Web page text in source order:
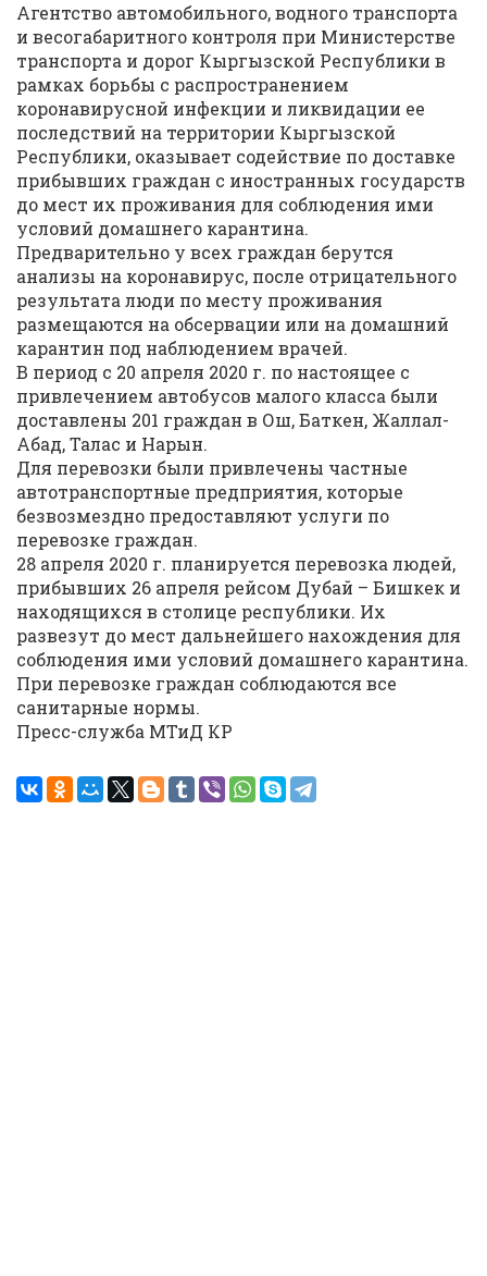
Агентство автомобильного, водного транспорта
и весогабаритного контроля при Министерстве
транспорта и дорог Кыргызской Республики в
рамках борьбы с распространением
коронавирусной инфекции и ликвидации ее
последствий на территории Кыргызской
Республики, оказывает содействие по доставке
прибывших граждан с иностранных государств
до мест их проживания для соблюдения ими
условий домашнего карантина.
Предварительно у всех граждан берутся
анализы на коронавирус, после отрицательного
результата люди по месту проживания
размещаются на обсервации или на домашний
карантин под наблюдением врачей.
В период с 20 апреля 2020 г. по настоящее с
привлечением автобусов малого класса были
доставлены 201 граждан в Ош, Баткен, Жаллал-
Абад, Талас и Нарын.
Для перевозки были привлечены частные
автотранспортные предприятия, которые
безвозмездно предоставляют услуги по
перевозке граждан.
28 апреля 2020 г. планируется перевозка людей,
прибывших 26 апреля рейсом Дубай – Бишкек и
находящихся в столице республики. Их
развезут до мест дальнейшего нахождения для
соблюдения ими условий домашнего карантина.
При перевозке граждан соблюдаются все
санитарные нормы.
Пресс-служба МТиД КР